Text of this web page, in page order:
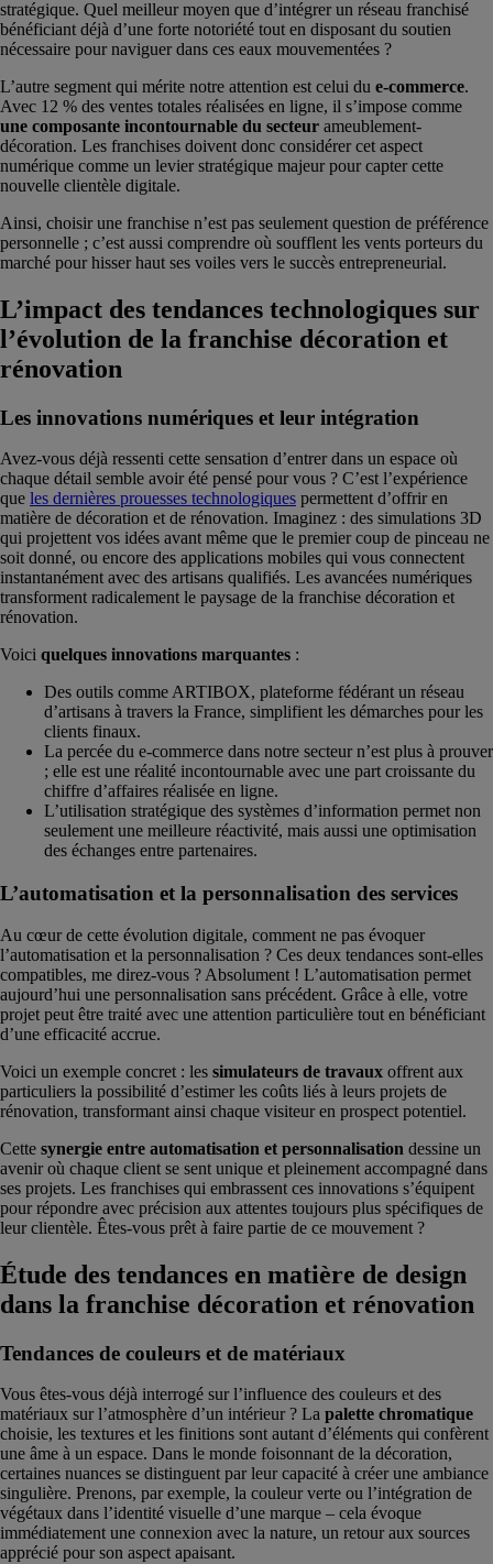
stratégique. Quel meilleur moyen que d’intégrer un réseau franchisé
bénéficiant déjà d’une forte notoriété tout en disposant du soutien
nécessaire pour naviguer dans ces eaux mouvementées ?
L’autre segment qui mérite notre attention est celui du e-commerce.
Avec 12 % des ventes totales réalisées en ligne, il s’impose comme
une composante incontournable du secteur ameublement-
décoration. Les franchises doivent donc considérer cet aspect
numérique comme un levier stratégique majeur pour capter cette
nouvelle clientèle digitale.
Ainsi, choisir une franchise n’est pas seulement question de préférence
personnelle ; c’est aussi comprendre où soufflent les vents porteurs du
marché pour hisser haut ses voiles vers le succès entrepreneurial.
L’impact des tendances technologiques sur
l’évolution de la franchise décoration et
rénovation
Les innovations numériques et leur intégration
Avez-vous déjà ressenti cette sensation d’entrer dans un espace où
chaque détail semble avoir été pensé pour vous ? C’est l’expérience
que les dernières prouesses technologiques permettent d’offrir en
matière de décoration et de rénovation. Imaginez : des simulations 3D
qui projettent vos idées avant même que le premier coup de pinceau ne
soit donné, ou encore des applications mobiles qui vous connectent
instantanément avec des artisans qualifiés. Les avancées numériques
transforment radicalement le paysage de la franchise décoration et
rénovation.
Voici quelques innovations marquantes :
Des outils comme ARTIBOX, plateforme fédérant un réseau
d’artisans à travers la France, simplifient les démarches pour les
clients finaux.
La percée du e-commerce dans notre secteur n’est plus à prouver
; elle est une réalité incontournable avec une part croissante du
chiffre d’affaires réalisée en ligne.
L’utilisation stratégique des systèmes d’information permet non
seulement une meilleure réactivité, mais aussi une optimisation
des échanges entre partenaires.
L’automatisation et la personnalisation des services
Au cœur de cette évolution digitale, comment ne pas évoquer
l’automatisation et la personnalisation ? Ces deux tendances sont-elles
compatibles, me direz-vous ? Absolument ! L’automatisation permet
aujourd’hui une personnalisation sans précédent. Grâce à elle, votre
projet peut être traité avec une attention particulière tout en bénéficiant
d’une efficacité accrue.
Voici un exemple concret : les simulateurs de travaux offrent aux
particuliers la possibilité d’estimer les coûts liés à leurs projets de
rénovation, transformant ainsi chaque visiteur en prospect potentiel.
Cette synergie entre automatisation et personnalisation dessine un
avenir où chaque client se sent unique et pleinement accompagné dans
ses projets. Les franchises qui embrassent ces innovations s’équipent
pour répondre avec précision aux attentes toujours plus spécifiques de
leur clientèle. Êtes-vous prêt à faire partie de ce mouvement ?
Étude des tendances en matière de design
dans la franchise décoration et rénovation
Tendances de couleurs et de matériaux
Vous êtes-vous déjà interrogé sur l’influence des couleurs et des
matériaux sur l’atmosphère d’un intérieur ? La palette chromatique
choisie, les textures et les finitions sont autant d’éléments qui confèrent
une âme à un espace. Dans le monde foisonnant de la décoration,
certaines nuances se distinguent par leur capacité à créer une ambiance
singulière. Prenons, par exemple, la couleur verte ou l’intégration de
végétaux dans l’identité visuelle d’une marque – cela évoque
immédiatement une connexion avec la nature, un retour aux sources
apprécié pour son aspect apaisant.